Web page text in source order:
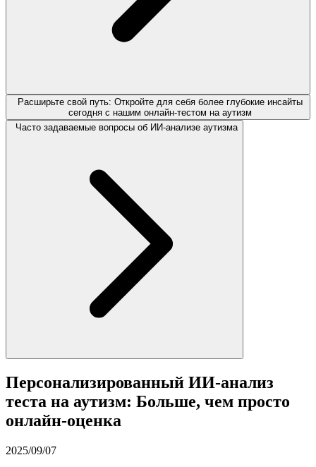
Расширьте свой путь: Откройте для себя более глубокие инсайты
сегодня с нашим онлайн-тестом на аутизм
Часто задаваемые вопросы об ИИ-анализе аутизма
Персонализированный ИИ-анализ
теста на аутизм: Больше, чем просто
онлайн-оценка
2025/09/07